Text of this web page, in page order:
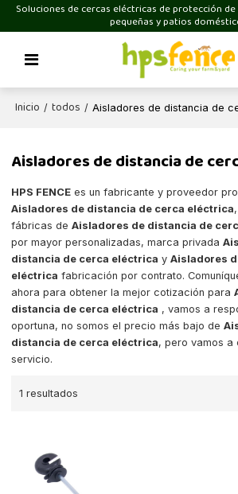
Soluciones de cercas eléctricas de protección
pequeñas y patios
Inicio / todos / Aisladores de distancia de
Aisladores de distancia de
HPS FENCE es un fabricante y proveedor
Aisladores de distancia de cerca eléctrica
fábricas deAisladores de distancia de
por mayor personalizadas, marca privada
distancia de cerca eléctrica yAisladores
eléctrica fabricación por contrato.
ahora para obtener la mejor cotización para
distancia de cerca eléctrica , vamos a
oportuna, no somos el precio más bajo de
distancia de cerca eléctrica, pero vamos a
servicio.
1 resultados